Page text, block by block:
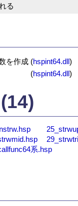
れる
を作成 (hspint64.dll)
(hspint64.dll)
系.hsp